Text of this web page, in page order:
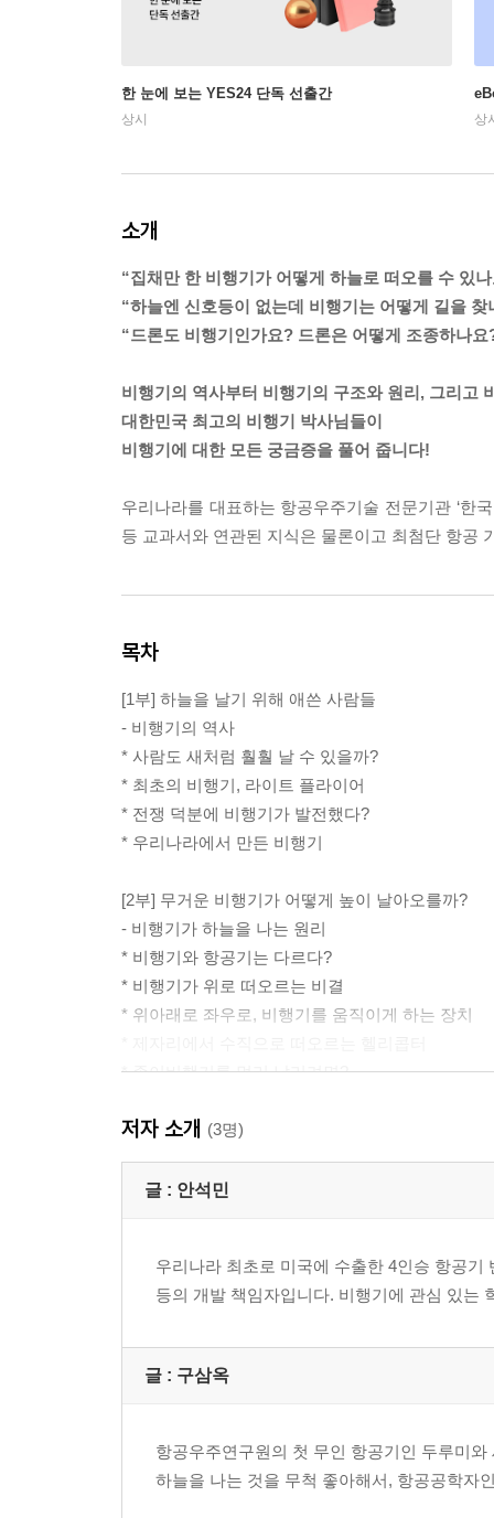
한 눈에 보는 YES24 단독 선출간
상시 상
소개
“집채만 한 비행기가 어떻게 하늘로 떠오를 수 있
“하늘엔 신호등이 없는데 비행기는 어떻게 길을 찾
“드론도 비행기인가요? 드론은 어떻게 조종하나요
비행기의 역사부터 비행기의 구조와 원리, 그리고
대한민국 최고의 비행기 박사님들이
비행기에 대한 모든 궁금증을 풀어 줍니다!
우리나라를 대표하는 항공우주기술 전문기관 ‘한
등 교과서와 연관된 지식은 물론이고 최첨단 항공
목차
[1부] 하늘을 날기 위해 애쓴 사람들
- 비행기의 역사
* 사람도 새처럼 훨훨 날 수 있을까?
* 최초의 비행기, 라이트 플라이어
* 전쟁 덕분에 비행기가 발전했다?
* 우리나라에서 만든 비행기
[2부] 무거운 비행기가 어떻게 높이 날아오를까?
- 비행기가 하늘을 나는 원리
* 비행기와 항공기는 다르다?
* 비행기가 위로 떠오르는 비결
* 위아래로 좌우로, 비행기를 움직이게 하는 장치
* 종이비행기를 멀리 날리려면?
[3부] 엔진부터 화장실까지, 비행기의 요모조모
- 비행기를 이루는 여러 가지 과학 기술
* 비행기의 심장, 엔진
* 비행기를 가볍게 만드는 기술
* 비행기가 다이어트를 한다?
- 비행기가 무사히 날기 위한 기술과 규칙
* V1, V1, 이륙하라!
저자 소개 (3명)
글 : 안석민
우리나라 최초로 미국에 수출한 4인승 항공
등의 개발 책임자입니다. 비행기에 관심 있는
글 : 구삼옥
항공우주연구원의 첫 무인 항공기인 두루미
하늘을 나는 것을 무척 좋아해서, 항공공학자